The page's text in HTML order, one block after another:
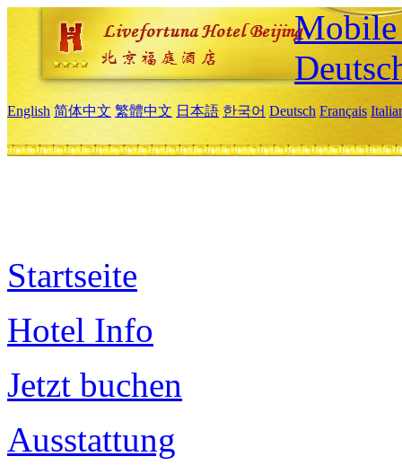
Mobile
English 简体中文 繁體中文 日本語 한국어 Deutsch Français
Startseite
Hotel Info
Jetzt buchen
Ausstattung